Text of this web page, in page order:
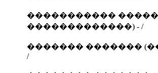
�����������
�������������) - /
������� �������
/